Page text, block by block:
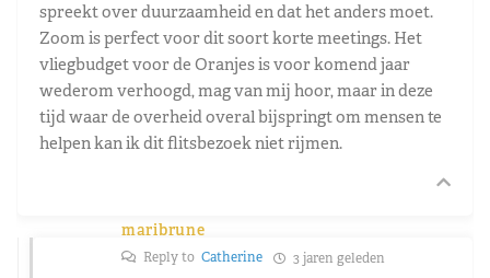
spreekt over duurzaamheid en dat het anders moet.
Zoom is perfect voor dit soort korte meetings. Het
vliegbudget voor de Oranjes is voor komend jaar
wederom verhoogd, mag van mij hoor, maar in deze
tijd waar de overheid overal bijspringt om mensen te
helpen kan ik dit flitsbezoek niet rijmen.
maribrune
Reply to Catherine 3 jaren geleden